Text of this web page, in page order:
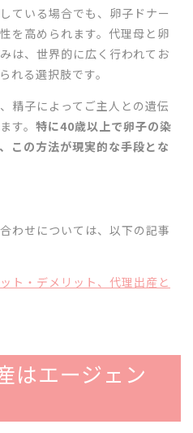
ている場合でも、卵子ドナー
を高められます。代理母と卵
は、世界的に広く行われてお
れる選択肢です。
精子によってご主人との遺伝
す。 特に40歳以上で卵子の染
この方法が現実的な手段とな
わせについては、以下の記事
ト・デメリット、代理出産と
はエージェン